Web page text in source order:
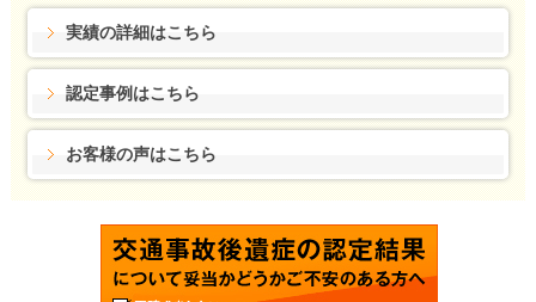
実績の詳細はこちら
認定事例はこちら
お客様の声はこちら